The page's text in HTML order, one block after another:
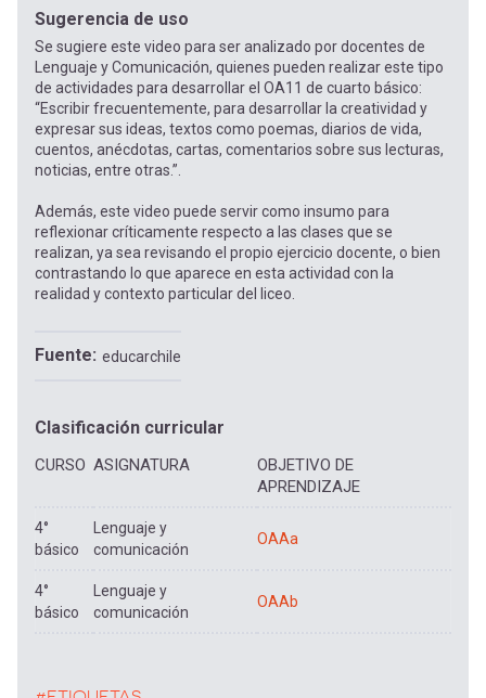
Sugerencia de uso
Se sugiere este video para ser analizado por docentes de
Lenguaje y Comunicación, quienes pueden realizar este tipo
de actividades para desarrollar el OA11 de cuarto básico:
“Escribir frecuentemente, para desarrollar la creatividad y
expresar sus ideas, textos como poemas, diarios de vida,
cuentos, anécdotas, cartas, comentarios sobre sus lecturas,
noticias, entre otras.”.
Además, este video puede servir como insumo para
reflexionar críticamente respecto a las clases que se
realizan, ya sea revisando el propio ejercicio docente, o bien
contrastando lo que aparece en esta actividad con la
realidad y contexto particular del liceo.
Fuente educarchile
Clasificación curricular
CURSO ASIGNATURA
OBJETIVO DE
APRENDIZAJE
4°
básico
Lenguaje y
comunicación
OAAa
4°
básico
Lenguaje y
comunicación
OAAb